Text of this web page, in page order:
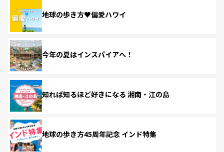
地球の歩き方♥偏愛ハワイ
今年の夏はインスパイアへ！
知れば知るほど好きになる 湘南・江の島
地球の歩き方45周年記念 インド特集